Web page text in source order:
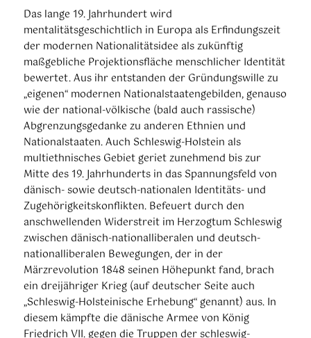
Das lange 19. Jahrhundert wird
mentalitätsgeschichtlich in Europa als Erfindungszeit
der modernen Nationalitätsidee als zukünftig
maßgebliche Projektionsfläche menschlicher Identität
bewertet. Aus ihr entstanden der Gründungswille zu
„eigenen“ modernen Nationalstaatengebilden, genauso
wie der national-völkische (bald auch rassische)
Abgrenzungsgedanke zu anderen Ethnien und
Nationalstaaten. Auch Schleswig-Holstein als
multiethnisches Gebiet geriet zunehmend bis zur
Mitte des 19. Jahrhunderts in das Spannungsfeld von
dänisch- sowie deutsch-nationalen Identitäts- und
Zugehörigkeitskonflikten. Befeuert durch den
anschwellenden Widerstreit im Herzogtum Schleswig
zwischen dänisch-nationalliberalen und deutsch-
nationalliberalen Bewegungen, der in der
Märzrevolution 1848 seinen Höhepunkt fand, brach
ein dreijähriger Krieg (auf deutscher Seite auch
„Schleswig-Holsteinische Erhebung“ genannt) aus. In
diesem kämpfte die dänische Armee von König
Friedrich VII. gegen die Truppen der schleswig-